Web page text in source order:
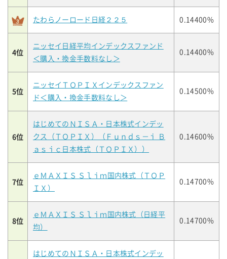
たわらノーロード日経２２５ 0.14400%
4位
ニッセイ日経平均インデックスファンド
＜購入・換金手数料なし＞
0.14400%
5位
ニッセイＴＯＰＩＸインデックスファン
ド＜購入・換金手数料なし＞
0.14500%
6位
はじめてのＮＩＳＡ・日本株式インデッ
クス（ＴＯＰＩＸ）（Ｆｕｎｄｓ－ｉ Ｂ
ａｓｉｃ日本株式（ＴＯＰＩＸ））
0.14600%
7位
ｅＭＡＸＩＳ Ｓｌｉｍ国内株式（ＴＯＰ
ＩＸ）
0.14700%
8位
ｅＭＡＸＩＳ Ｓｌｉｍ国内株式（日経平
均）
0.14700%
はじめてのＮＩＳＡ・日本株式インデッ